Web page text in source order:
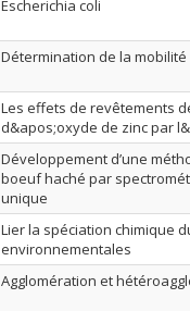
Escherichia coli
Détermination de la
Les effets de revêtements
d&apos;oxyde de zinc par
Développement d’une
boeuf haché par
unique
Lier la spéciation chimique
environnementales
Agglomération et